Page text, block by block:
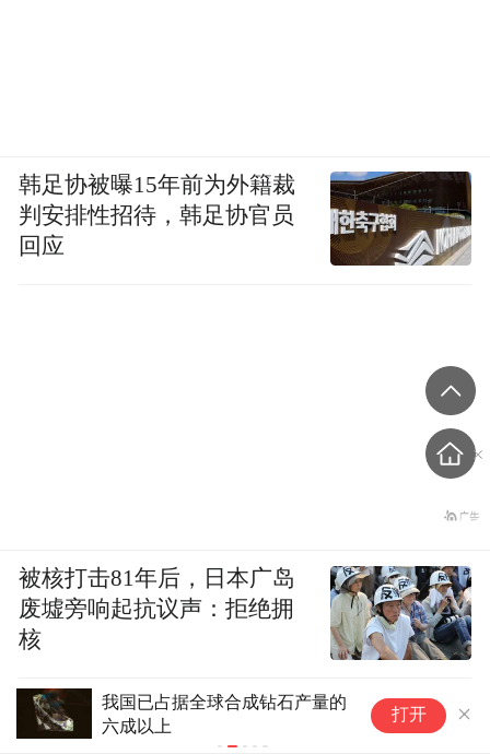
我国已占据全球合成钻石产量的
六成以上
7月中国大
打开
韩足协被曝15年前为外籍裁
判安排性招待，韩足协官员
回应
被核打击81年后，日本广岛
废墟旁响起抗议声：拒绝拥
核